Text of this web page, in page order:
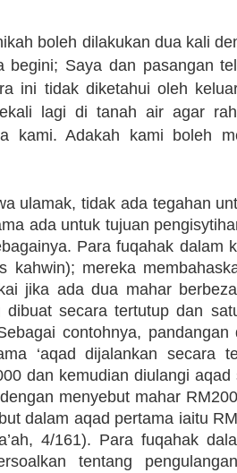
boleh dilakukan dua kali
begini; Saya dan pasangan
ini tidak diketahui oleh
lagi di tanah air agar
kami. Adakah kami boleh
ulamak, tidak ada tegahan
ada untuk tujuan
Para fuqahak dalam
kahwin); mereka
jika ada dua mahar
secara tertutup dan
contohnya, pandangan
‘aqad dijalankan secara
dan kemudian diulangi aqad
menyebut mahar
dalam aqad pertama iaitu
4/161). Para fuqahak
tentang